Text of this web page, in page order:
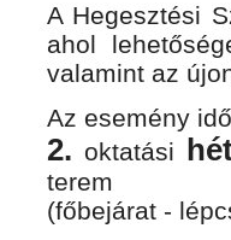
A Hegesztési
ahol
valamint az
Az esemény
2. oktatási
terem
(főbejárat -